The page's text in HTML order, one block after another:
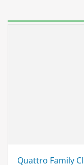
Quattro Family